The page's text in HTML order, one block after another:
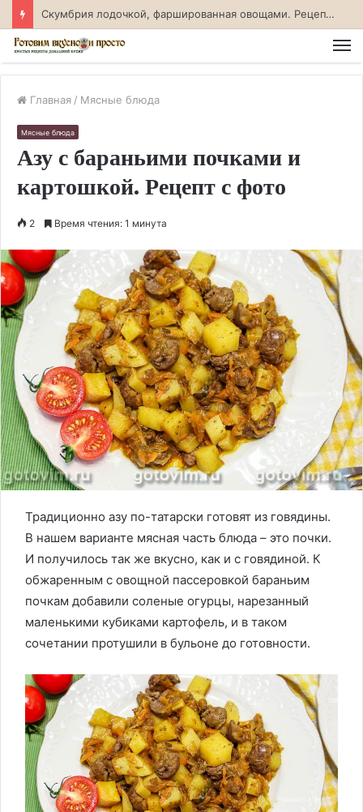
Скумбрия лодочкой, фаршированная овощами. Рецепт с фото
Главная / Мясные блюда
Мясные блюда
Азу с бараньими почками и
картошкой. Рецепт с фото
2 Время чтения: 1 минута
Традиционно азу по-татарски готовят из говядины.
В нашем варианте мясная часть блюда – это почки.
И получилось так же вкусно, как и с говядиной. К
обжаренным с овощной пассеровкой бараньим
почкам добавили соленые огурцы, нарезанный
маленькими кубиками картофель, и в таком
сочетании протушили в бульоне до готовности.